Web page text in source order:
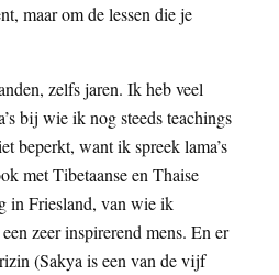
maar om de lessen die je
zelfs jaren. Ik heb veel
bij wie ik nog steeds teachings
beperkt, want ik spreek lama’s
met Tibetaanse en Thaise
in Friesland, van wie ik
zeer inspirerend mens. En er
(Sakya is een van de vijf